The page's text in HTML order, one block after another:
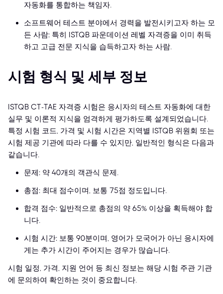
자동화를 통합하는 책임자.
소프트웨어 테스트 분야에서 경력을 발전시키고자 하는 모
든 사람: 특히 ISTQB 파운데이션 레벨 자격증을 이미 취득
하고 고급 전문 지식을 습득하고자 하는 사람.
시험 형식 및 세부 정보
ISTQB CT-TAE 자격증 시험은 응시자의 테스트 자동화에 대한
실무 및 이론적 지식을 엄격하게 평가하도록 설계되었습니다.
특정 시험 코드, 가격 및 시험 시간은 지역별 ISTQB 위원회 또는
시험 제공 기관에 따라 다를 수 있지만, 일반적인 형식은 다음과
같습니다.
문제: 약 40개의 객관식 문제.
총점: 최대 점수이며, 보통 75점 정도입니다.
합격 점수: 일반적으로 총점의 약 65% 이상을 획득해야 합
니다.
시험 시간: 보통 90분이며, 영어가 모국어가 아닌 응시자에
게는 추가 시간이 주어지는 경우가 많습니다.
시험 일정, 가격, 지원 언어 등 최신 정보는 해당 시험 주관 기관
에 문의하여 확인하는 것이 중요합니다.